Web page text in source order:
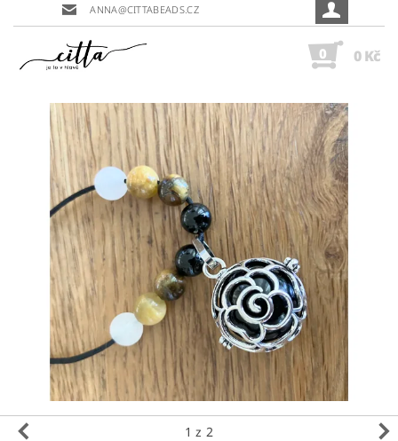
ANNA@CITTABEADS.CZ
0 0 Kč
1 z 2